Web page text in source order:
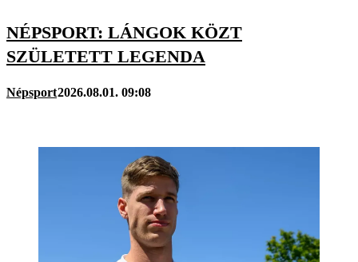
NÉPSPORT: LÁNGOK KÖZT
SZÜLETETT LEGENDA
Népsport2026.08.01. 09:08